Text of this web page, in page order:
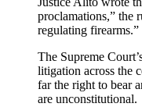
proclamations,” the
regulating firearms.”
The Supreme
litigation across the
far the right to bear
are unconstitutional.